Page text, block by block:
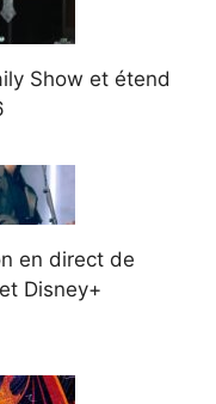
Show et étend
en direct de
Disney+